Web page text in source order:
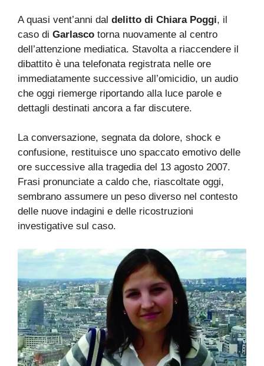
A quasi vent’anni dal delitto di Chiara Poggi, il
caso di Garlasco torna nuovamente al centro
dell’attenzione mediatica. Stavolta a riaccendere il
dibattito è una telefonata registrata nelle ore
immediatamente successive all’omicidio, un audio
che oggi riemerge riportando alla luce parole e
dettagli destinati ancora a far discutere.
La conversazione, segnata da dolore, shock e
confusione, restituisce uno spaccato emotivo delle
ore successive alla tragedia del 13 agosto 2007.
Frasi pronunciate a caldo che, riascoltate oggi,
sembrano assumere un peso diverso nel contesto
delle nuove indagini e delle ricostruzioni
investigative sul caso.